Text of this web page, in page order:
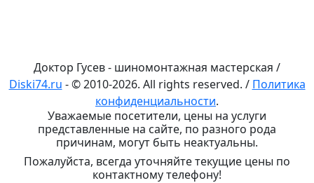
Доктор Гусев - шиномонтажная мастерская /
Diski74.ru - © 2010-2026. All rights reserved. / Политика
конфиденциальности.
Уважаемые посетители, цены на услуги
представленные на сайте, по разного рода
причинам, могут быть неактуальны.
Пожалуйста, всегда уточняйте текущие цены по
контактному телефону!